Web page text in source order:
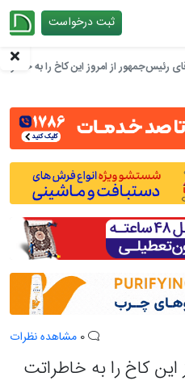
ثبت درخواست
رئیس‌جمهور از امروز این کاخ را به
مشاهده نظرات
کاخ را به خاطراتت